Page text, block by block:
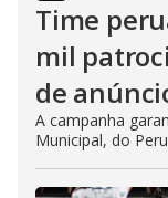
Time
mil
de
A campanha
Municipal, do Peru